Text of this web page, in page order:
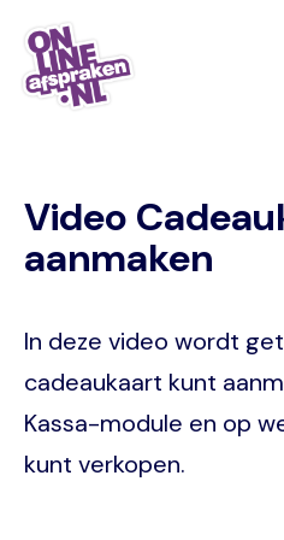
Naar
hoofdinhoud
Video
aanmaken
In deze video wordt
cadeaukaart kunt
Kassa-module en op
kunt verkopen.